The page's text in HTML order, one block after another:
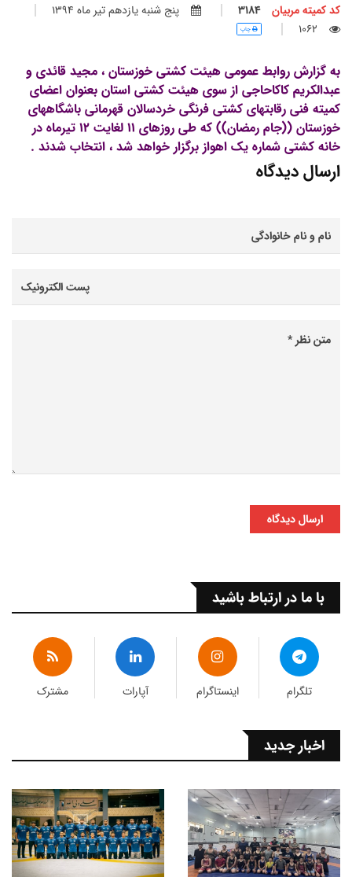
کد کمیته مربیان
پنج شنبه يازدهم تير ماه 1394
1062
چاپ
به گزارش روابط عمومی هیئت کشتی خوزستان ، مجید قائدی و
عبدالکریم کاکاحاجی از سوی هیئت کشتی استان بعنوان اعضای
کمیته فنی رقابتهای کشتی فرنگی خردسالان قهرمانی باشگاههای
خوزستان ((جام رمضان)) که طی روزهای 11 لغایت 12 تیرماه در
خانه کشتی شماره یک اهواز برگزار خواهد شد ، انتخاب شدند .
ارسال دیدگاه
ارسال دیدگاه
با ما در ارتباط باشید
تلگرام اینستاگرام آپارات مشترک
اخبار جدید